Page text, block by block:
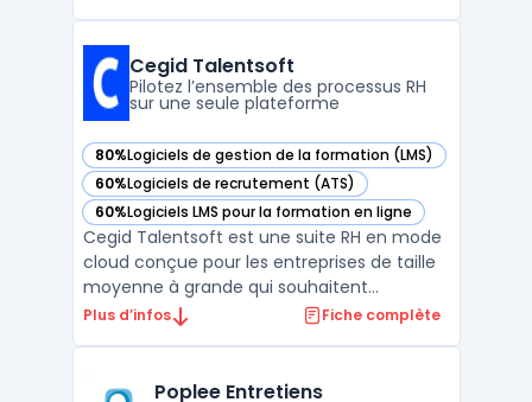
logiciel modulaire est conçu pour faciliter la
gestion des informat ...
Cegid Talentsoft
Pilotez l’ensemble des processus RH
sur une seule plateforme
80%Logiciels de gestion de la formation (LMS)
— voir Cegid Talentsoft dans cette catégorie
60%Logiciels de recrutement (ATS)
— voir Cegid Talentsoft dans cette catégorie
60%Logiciels LMS pour la formation en ligne
— voir Cegid Talentsoft dans cette catégorie
Cegid Talentsoft est une suite RH en mode
cloud conçue pour les entreprises de taille
moyenne à grande qui souhaitent
centraliser la gestion des ressources
données collaborateurs et l’automatisation
Plus d’infos Fiche complète
Poplee Entretiens